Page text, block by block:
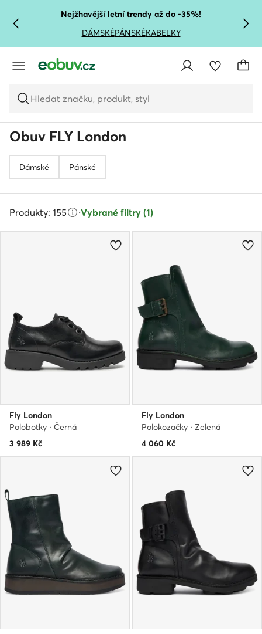
PŘEJÍT NA HLAVNÍ OBSAH
PŘEJÍT NA VYHLEDÁVÁNÍ
Nejžhavější letní trendy až do -35%!
DÁMSKÉPÁNSKÉKABELKY
Hledat značku, produkt, styl
Obuv FLY London
Dámské Pánské
Produkty: 155 ·Vybrané filtry (1)
Fly London
Polobotky · Černá
3 989 Kč
Fly London
Polokozačky · Zelená
4 060 Kč